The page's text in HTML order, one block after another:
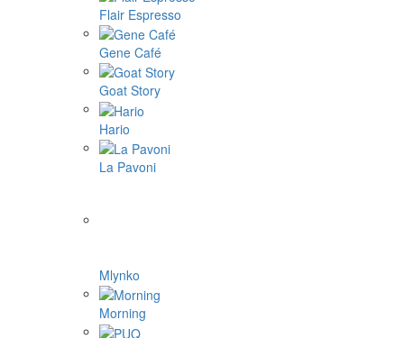
Flair Espresso
Gene Café
Goat Story
Hario
La Pavoni
Mlynko
Morning